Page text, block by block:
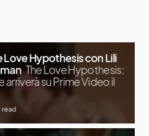
Love Hypothesis con Lili
The Love Hypothesis:
arriverà su Prime Video il
read